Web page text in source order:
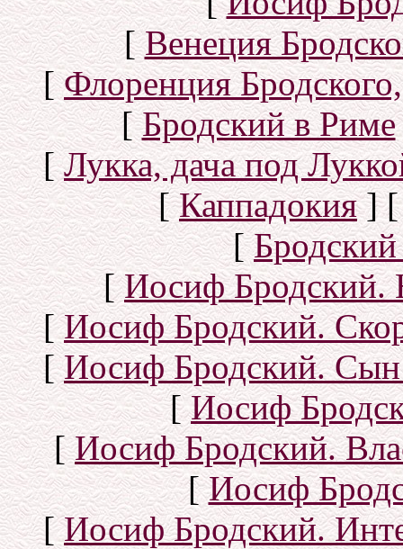
[Венеция
[Флоренция
[Бродский в Риме
[Лукка, дача под
[Каппадокия]
[
[Иосиф Бродский.
[Иосиф Бродский.
[Иосиф Бродский.
[Иосиф
[Иосиф Бродский.
[Иосиф
[Иосиф Бродский.